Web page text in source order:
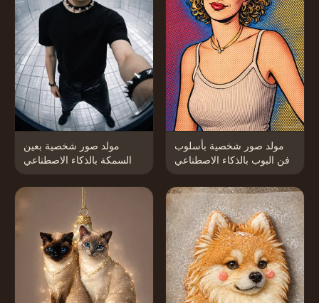
مولد صور شخصية بعين
السمكة بالذكاء الاصطناعي
مولد صور شخصية بأسلوب
فن البوب بالذكاء الاصطناعي